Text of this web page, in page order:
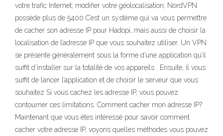
votre trafic Internet; modifier votre géolocalisation; NordVPN
possède plus de 5400 C’est un système qui va vous permettre
de cacher son adresse IP pour Hadopi, mais aussi de choisir la
localisation de l’adresse IP que vous souhaitez utiliser. Un VPN
se présente généralement sous la forme d’une application qu’il
suffit d’installer sur la totalité de vos appareils . Ensuite, il vous
suffit de lancer l’application et de choisir le serveur que vous
souhaitez Si vous cachez les adresse IP, vous pouvez
contourner ces limitations. Comment cacher mon adresse IP?
Maintenant que vous êtes intéressé pour savoir comment
cacher votre adresse IP, voyons quelles méthodes vous pouvez